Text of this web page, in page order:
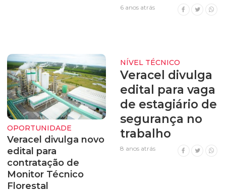
6 anos atrás
OPORTUNIDADE
Veracel divulga novo
edital para
contratação de
Monitor Técnico
Florestal
NÍVEL TÉCNICO
Veracel divulga
edital para vaga
de estagiário de
segurança no
trabalho
8 anos atrás